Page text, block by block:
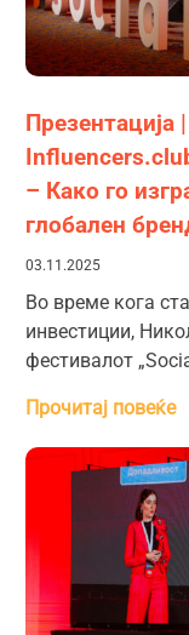
– Како го
глобален
03.11.2025
Во време кога
инвестиции,
фестивалот
Прочитај повеќе